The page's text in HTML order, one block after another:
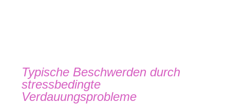
Typische Beschwerden durch
stressbedingte
Verdauungsprobleme